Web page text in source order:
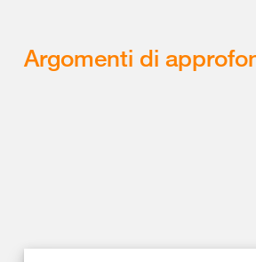
Argomenti di